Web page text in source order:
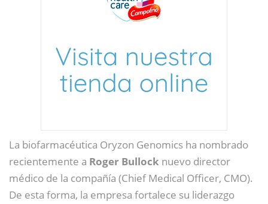
La biofarmacéutica Oryzon Genomics ha nombrado
recientemente a Roger Bullock nuevo director
médico de la compañía (Chief Medical Officer, CMO).
De esta forma, la empresa fortalece su liderazgo